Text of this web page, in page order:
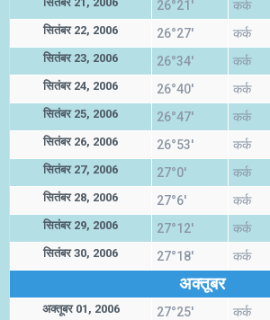
26°21' कर्क
सितंबर 22, 2006 26°27' कर्क
सितंबर 23, 2006 26°34' कर्क
सितंबर 24, 2006 26°40' कर्क
सितंबर 25, 2006 26°47' कर्क
सितंबर 26, 2006 26°53' कर्क
सितंबर 27, 2006 27°0' कर्क
सितंबर 28, 2006 27°6' कर्क
सितंबर 29, 2006 27°12' कर्क
सितंबर 30, 2006 27°18' कर्क
अक्तूबर
अक्तूबर 01, 2006 27°25' कर्क